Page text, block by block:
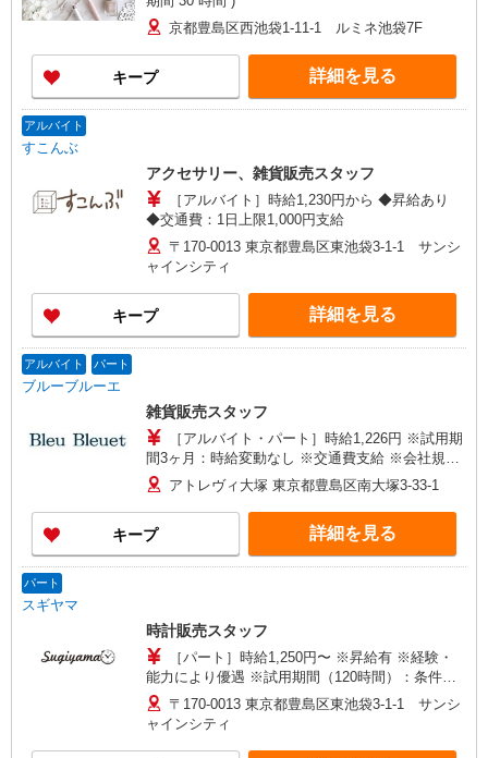
京都豊島区西池袋1-11-1 ルミネ池袋7F
キープ 詳細を見る
アルバイト
すこんぶ
アクセサリー、雑貨販売スタッフ
［アルバイト］時給1,230円から ◆昇給あり
◆交通費：1日上限1,000円支給
〒170-0013 東京都豊島区東池袋3-1-1 サンシ
ャインシティ
キープ 詳細を見る
アルバイト パート
ブルーブルーエ
雑貨販売スタッフ
［アルバイト・パート］時給1,226円 ※試用期
間3ヶ月：時給変動なし ※交通費支給 ※会社規定
経路を利用
アトレヴィ大塚 東京都豊島区南大塚3-33-1
キープ 詳細を見る
パート
スギヤマ
時計販売スタッフ
［パート］時給1,250円〜 ※昇給有 ※経験・
能力により優遇 ※試用期間（120時間）：条件変
更なし〒170-0013 東京都豊島区東池袋3-1-1 サンシ
ャインシティ